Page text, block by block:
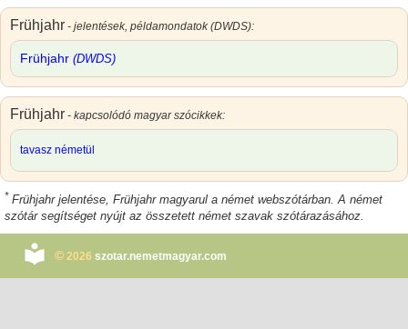
Frühjahr - jelentések, példamondatok (DWDS):
Frühjahr (DWDS)
Frühjahr - kapcsolódó magyar szócikkek:
tavasz németül
* Frühjahr jelentése, Frühjahr magyarul a német webszótárban. A német
szótár segítséget nyújt az összetett német szavak szótárazásához.
© 2026 szotar.nemetmagyar.com